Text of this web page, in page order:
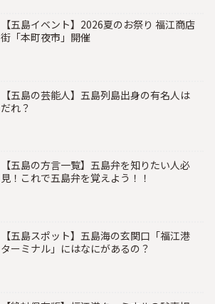
【五島イベント】2026夏のお祭り 福江商店
街「本町夜市」開催
【五島の芸能人】五島列島出身の有名人は
だれ？
【五島の方言一覧】五島弁を知りたい人必
見！これで五島弁を覚えよう！！
【五島スポット】五島海の玄関口「福江港
ターミナル」にはなにがあるの？